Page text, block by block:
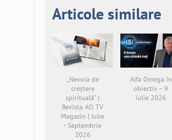
Articole similare
„Nevoia de
creștere
spirituală” |
Revista AO TV
Magazin | Iulie
- Septembrie
2026
Alfa Omega în
obiectiv – 9
iulie 2026